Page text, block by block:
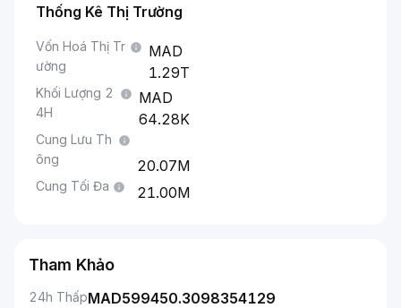
Thống Kê Thị Trường
Vốn Hoá Thị Tr
ường
1.29T
Khối Lượng 2
4H
64.28K
Cung Lưu Th
ông
20.07M
Cung Tối Đa 21.00M
Tham Khảo
24h ThấpMAD599450.3098354129